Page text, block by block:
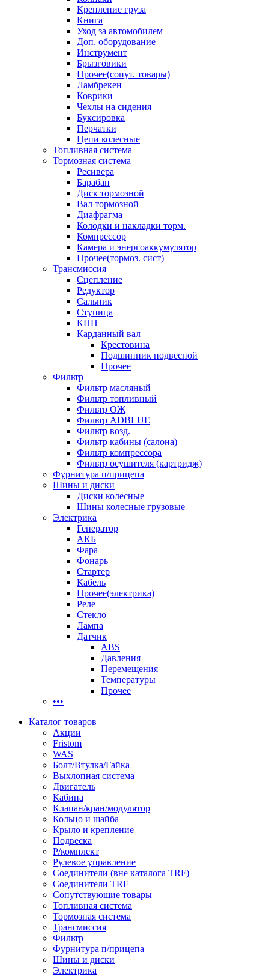
Крепление груза
Книга
Уход за автомобилем
Доп. оборудование
Инструмент
Брызговики
Прочее(сопут. товары)
Ламбрекен
Коврики
Чехлы на сидения
Буксировка
Перчатки
Цепи колесные
Топливная система
Тормозная система
Ресивера
Барабан
Диск тормозной
Вал тормозной
Диафрагма
Колодки и накладки торм.
Компрессор
Камера и энергоаккумулятор
Прочее(тормоз. сист)
Трансмиссия
Сцепление
Редуктор
Сальник
Ступица
КПП
Карданный вал
Крестовина
Подшипник подвесной
Прочее
Фильтр
Фильтр масляный
Фильтр топливный
Фильтр ОЖ
Фильтр ADBLUE
Фильтр возд.
Фильтр кабины (салона)
Фильтр компрессора
Фильтр осушителя (картридж)
Фурнитура п/прицепа
Шины и диски
Диски колесные
Шины колесные грузовые
Электрика
Генератор
АКБ
Фара
Фонарь
Стартер
Кабель
Прочее(электрика)
Реле
Стекло
Лампа
Датчик
ABS
Давления
Перемещения
Температуры
Прочее
•••
Каталог товаров
Акции
Fristom
WAS
Болт/Втулка/Гайка
Выхлопная система
Двигатель
Кабина
Клапан/кран/модулятор
Кольцо и шайба
Крыло и крепление
Подвеска
Р/комплект
Рулевое управление
Соединители (вне каталога TRF)
Соединители TRF
Сопутствующие товары
Топливная система
Тормозная система
Трансмиссия
Фильтр
Фурнитура п/прицепа
Шины и диски
Электрика